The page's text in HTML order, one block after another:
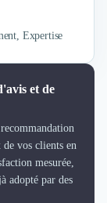
Expertise
et de
vos clients en
mesurée,
adopté par des